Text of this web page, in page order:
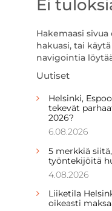
Ei
Hakemaasi
hakuasi, tai
navigointia
Uutiset
Helsinki,
tekevät
2026?
6.08.2026
5 merkkiä
työntekijöitä
4.08.2026
Liiketila
oikeasti